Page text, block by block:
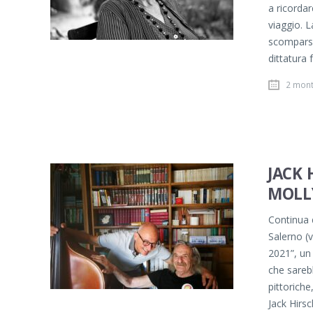
a
viaggio.
dittatura
2
JACK
Continua
Salerno
2021”,
che
Jack